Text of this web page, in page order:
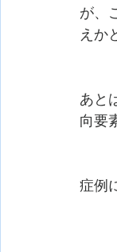
が、
えか
あと
向要
症例